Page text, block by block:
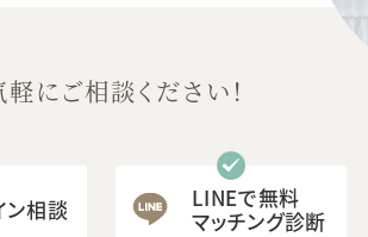
にご相談ください！
ン相談
LINEで無料
マッチング診断